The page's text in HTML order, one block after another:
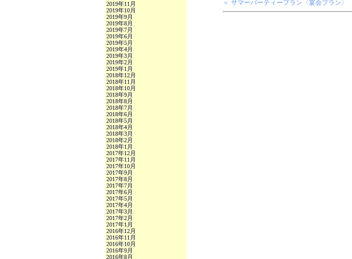
＜ サマーパーティープラン〈宴会プラン〉
2019年11月
2019年10月
2019年9月
2019年8月
2019年7月
2019年6月
2019年5月
2019年4月
2019年3月
2019年2月
2019年1月
2018年12月
2018年11月
2018年10月
2018年9月
2018年8月
2018年7月
2018年6月
2018年5月
2018年4月
2018年3月
2018年2月
2018年1月
2017年12月
2017年11月
2017年10月
2017年9月
2017年8月
2017年7月
2017年6月
2017年5月
2017年4月
2017年3月
2017年2月
2017年1月
2016年12月
2016年11月
2016年10月
2016年9月
2016年8月